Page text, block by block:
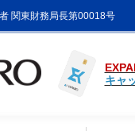
関東財務局長第00018号
キャ